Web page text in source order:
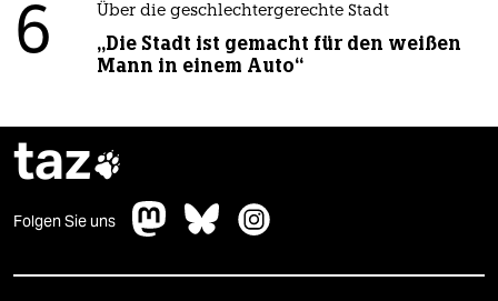
6 Über die geschlechtergerechte Stadt
„Die Stadt ist gemacht für den weißen
Mann in einem Auto“
taz
Folgen Sie uns